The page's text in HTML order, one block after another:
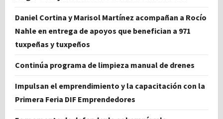
Daniel Cortina y Marisol Martínez acompañan a Rocío
Nahle en entrega de apoyos que benefician a 971
tuxpeñas y tuxpeños
Continúa programa de limpieza manual de drenes
Impulsan el emprendimiento y la capacitación con la
Primera Feria DIF Emprendedores